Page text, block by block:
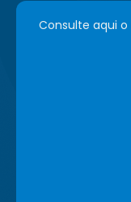
Consulte aqui